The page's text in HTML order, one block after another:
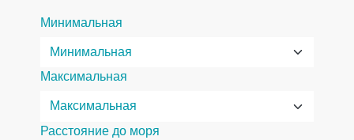
Минимальная
Максимальная
Расстояние до моря